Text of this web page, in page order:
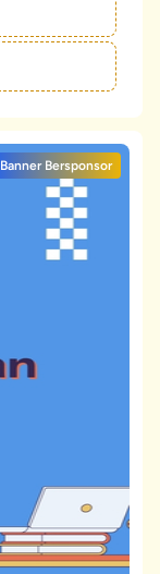
Banner Bersponsor